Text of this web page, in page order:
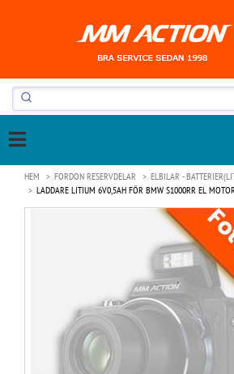
HEM FORDON RESERVDELAR
ELBILAR -
LADDARE LITIUM 6V0,5AH FÖR BMW S1000RR EL